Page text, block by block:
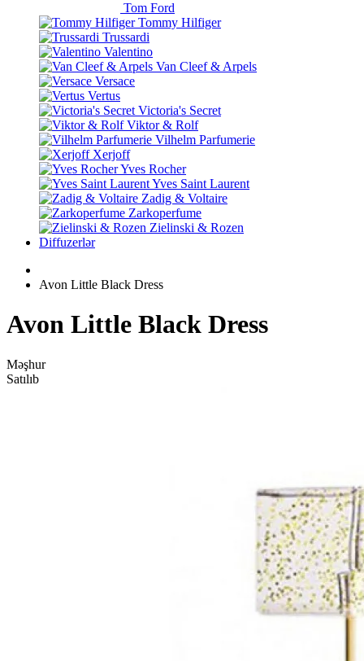
Tom Ford
Tommy Hilfiger
Trussardi
Valentino
Van Cleef & Arpels
Versace
Vertus
Victoria's Secret
Viktor & Rolf
Vilhelm Parfumerie
Xerjoff
Yves Rocher
Yves Saint Laurent
Zadig & Voltaire
Zarkoperfume
Zielinski & Rozen
Diffuzerlər
Avon Little Black Dress
Avon Little Black Dress
Məşhur
Satılıb